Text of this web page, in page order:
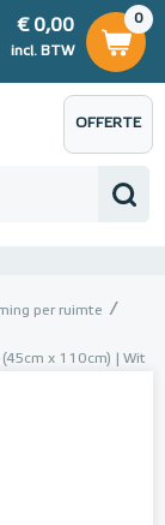
0
€ 0,00
incl. BTW
€ 0,00
OFFERTE
AANVRAGEN
per ruimte
x 110cm) | Wit